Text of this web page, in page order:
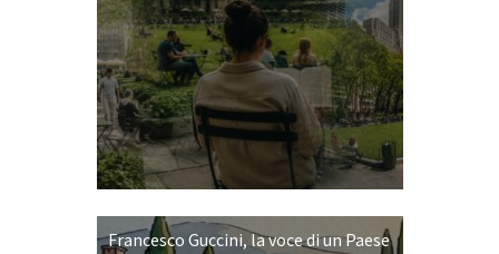
Francesco Guccini, la voce di un Paese